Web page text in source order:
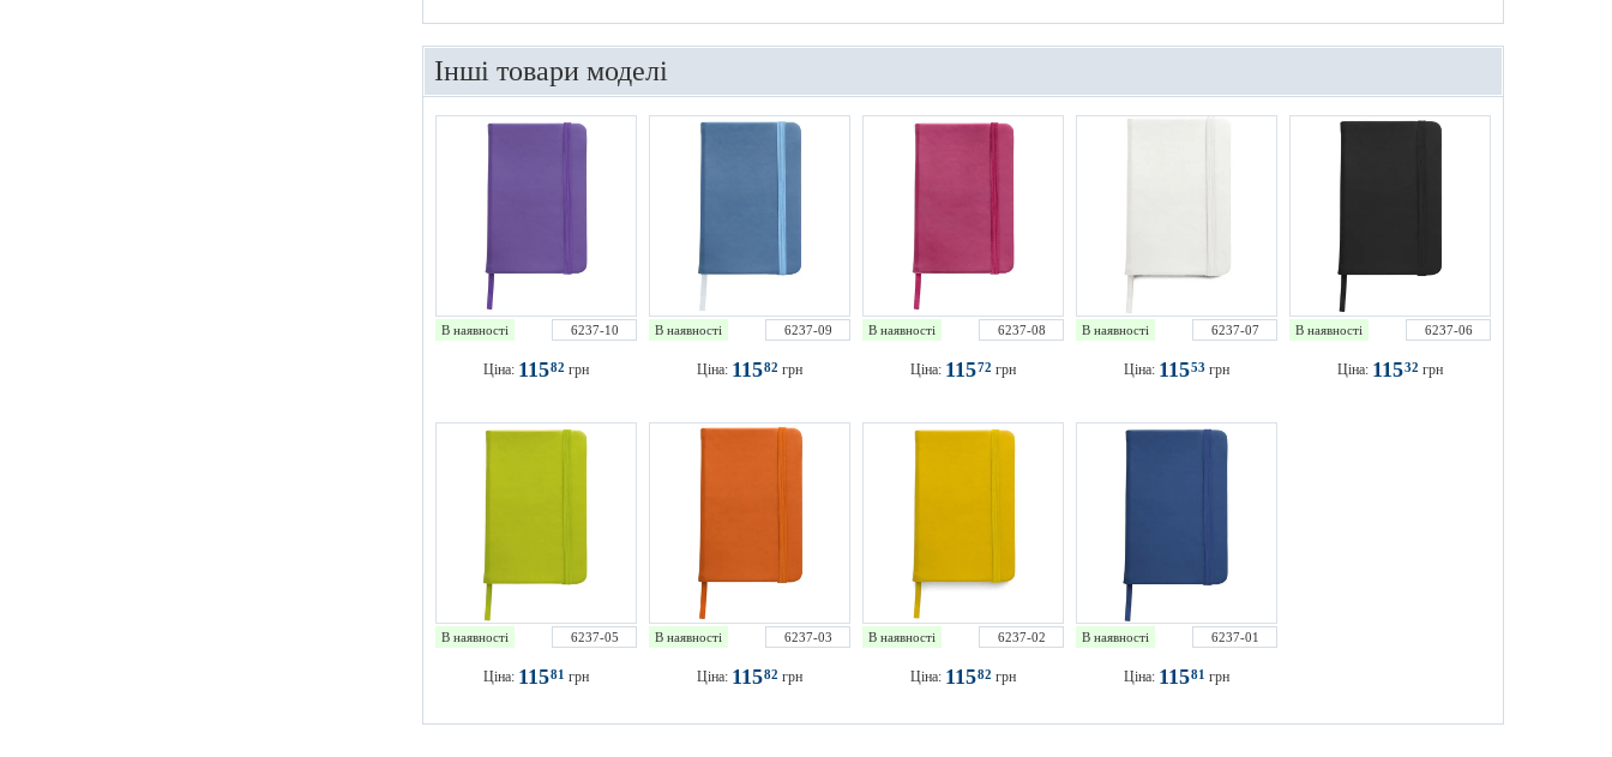
Інші товари моделі
В наявності 6237-10
Ціна: 11582 грн
В наявності 6237-09
Ціна: 11582 грн
В наявності 6237-08
Ціна: 11572 грн
В наявності 6237-07
Ціна: 11553 грн
В наявності 6237-06
Ціна: 11532 грн
В наявності 6237-05
Ціна: 11581 грн
В наявності 6237-03
Ціна: 11582 грн
В наявності 6237-02
Ціна: 11582 грн
В наявності 6237-01
Ціна: 11581 грн